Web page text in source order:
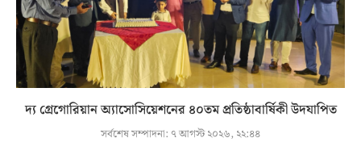
দ্য গ্রেগোরিয়ান অ্যাসোসিয়েশনের ৪০তম প্রতিষ্ঠাবার্ষিকী উদযাপিত
সর্বশেষ সম্পাদনা: ৭ আগস্ট ২০২৬, ২২:৪৪